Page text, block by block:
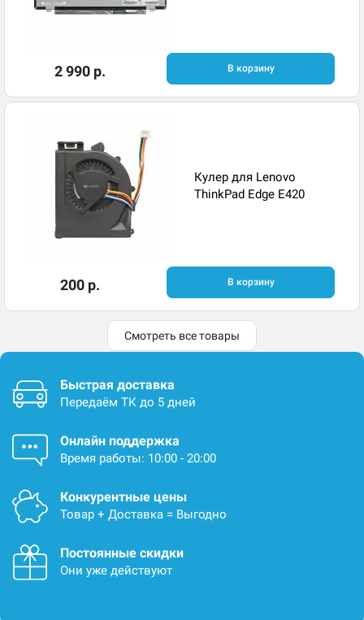
2 990 р. В корзину
Кулер для Lenovo
ThinkPad Edge E420
200 р. В корзину
Смотреть все товары
Быстрая доставка
Передаём ТК до 5 дней
Онлайн поддержка
Время работы: 10:00 - 20:00
Конкурентные цены
Товар + Доставка = Выгодно
Постоянные скидки
Они уже действуют